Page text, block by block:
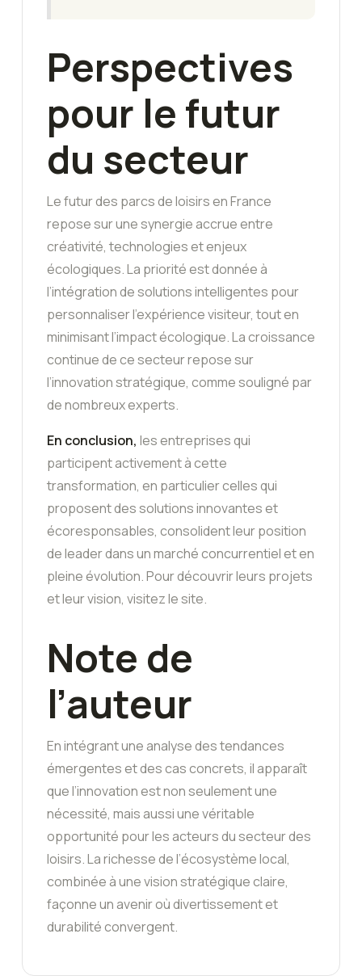
Perspectives
pour le futur
du secteur
Le futur des parcs de loisirs en France
repose sur une synergie accrue entre
créativité, technologies et enjeux
écologiques. La priorité est donnée à
l’intégration de solutions intelligentes pour
personnaliser l’expérience visiteur, tout en
minimisant l’impact écologique. La croissance
continue de ce secteur repose sur
l’innovation stratégique, comme souligné par
de nombreux experts.
En conclusion, les entreprises qui
participent activement à cette
transformation, en particulier celles qui
proposent des solutions innovantes et
écoresponsables, consolident leur position
de leader dans un marché concurrentiel et en
pleine évolution. Pour découvrir leurs projets
et leur vision, visitez le site.
Note de
l’auteur
En intégrant une analyse des tendances
émergentes et des cas concrets, il apparaît
que l’innovation est non seulement une
nécessité, mais aussi une véritable
opportunité pour les acteurs du secteur des
loisirs. La richesse de l’écosystème local,
combinée à une vision stratégique claire,
façonne un avenir où divertissement et
durabilité convergent.